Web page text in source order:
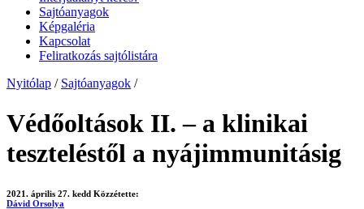
Sajtóanyagok
Képgaléria
Kapcsolat
Feliratkozás sajtólistára
Nyitólap / Sajtóanyagok /
Védőoltások II. – a klinikai
teszteléstől a nyájimmunitásig
2021. április 27. kedd Közzétette:
Dávid Orsolya